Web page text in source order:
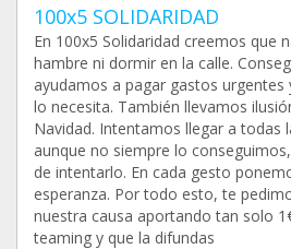
100x5 SOLIDARIDAD
En 100x5 Solidaridad creemos que
hambre ni dormir en la calle.
ayudamos a pagar gastos
lo necesita. También llevamos
Navidad. Intentamos llegar a todas
aunque no siempre lo
de intentarlo. En cada gesto
esperanza. Por todo esto, te
nuestra causa aportando tan solo
teaming y que la difundas